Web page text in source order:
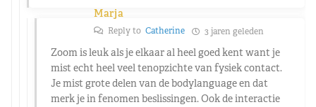
Marja
Reply to Catherine 3 jaren geleden
Zoom is leuk als je elkaar al heel goed kent want je
mist echt heel veel tenopzichte van fysiek contact.
Je mist grote delen van de bodylanguage en dat
merk je in fenomen beslissingen. Ook de interactie